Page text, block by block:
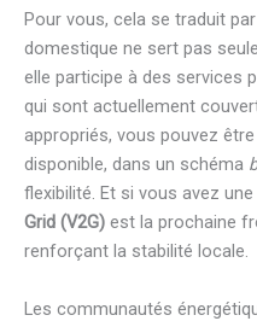
Pour vous, cela se traduit
domestique ne sert pas
elle participe à des services
qui sont actuellement
appropriés, vous pouvez
disponible, dans un schéma
flexibilité. Et si vous avez
Grid (V2G) est la prochaine
renforçant la stabilité locale.
Les communautés